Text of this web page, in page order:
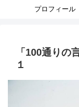
プロフィール
「100通り
１